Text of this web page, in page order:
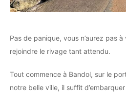
Pas de panique, vous n’aurez pas
rejoindre le rivage tant attendu.
Tout commence à Bandol, sur le
notre belle ville, il suffit